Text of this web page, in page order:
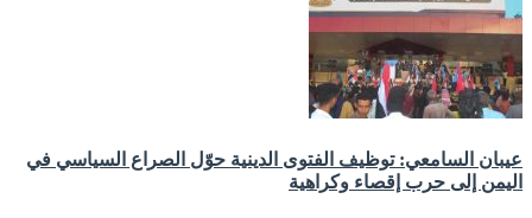
عيبان السامعي: توظيف الفتوى الدينية حوّل الصراع السياسي في
اليمن إلى حرب إقصاء وكراهية